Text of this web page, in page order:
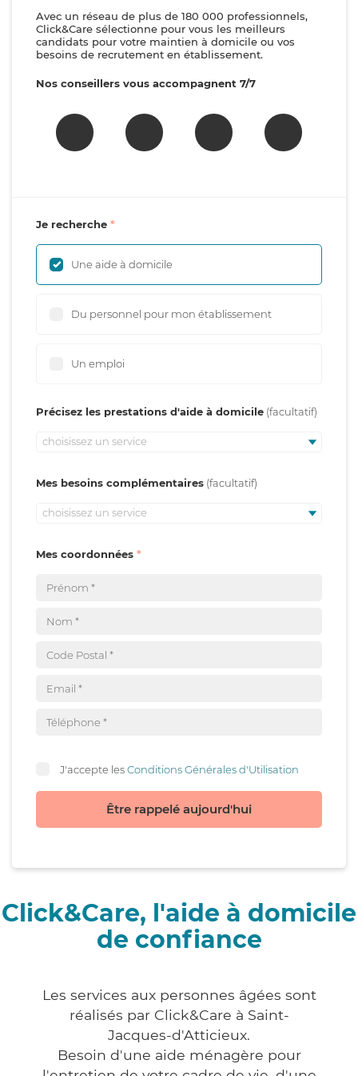
Avec un réseau de plus de 180 000 professionnels,
Click&Care sélectionne pour vous les meilleurs
candidats pour votre maintien à domicile ou vos
besoins de recrutement en établissement.
Nos conseillers vous accompagnent 7/7
Je recherche
Une aide à domicile
Du personnel pour mon établissement
Un emploi
Précisez les prestations d'aide à domicile
choisissez un service
Mes besoins complémentaires
choisissez un service
Mes coordonnées
J'accepte lesConditions Générales d'Utilisation
Être rappelé aujourd'hui
Click&Care, l'aide à domicile
de confiance
Les services aux personnes âgées sont
réalisés par Click&Care à Saint-
Jacques-d'Atticieux.
Besoin d'une aide ménagère pour